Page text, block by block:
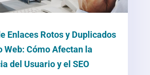
Enlaces Rotos y Duplicados
Web: Cómo Afectan la
del Usuario y el SEO